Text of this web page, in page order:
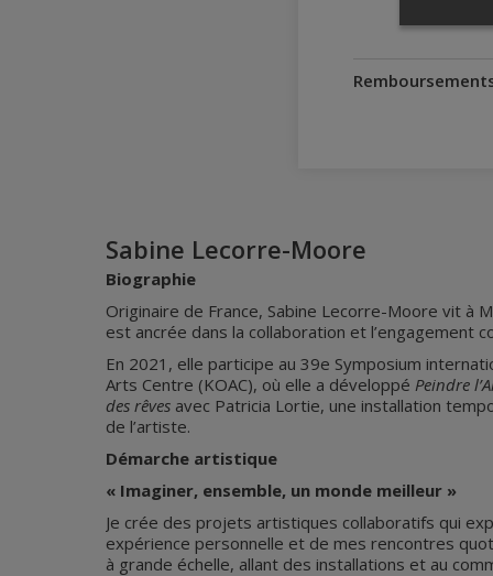
Sabine Lecorre-Moore
Biographie
Originaire de France, Sabine Lecorre-Moore vit à
est ancrée dans la collaboration et l’engagement
En 2021, elle participe au 39e Symposium
Arts Centre (KOAC), où elle a développé Peindre
des rêves avec Patricia Lortie, une installation
de l’artiste.
Démarche artistique
« Imaginer, ensemble, un monde meilleur »
Je crée des projets artistiques collaboratifs qui
expérience personnelle et de mes rencontres
à grande échelle, allant des installations et au